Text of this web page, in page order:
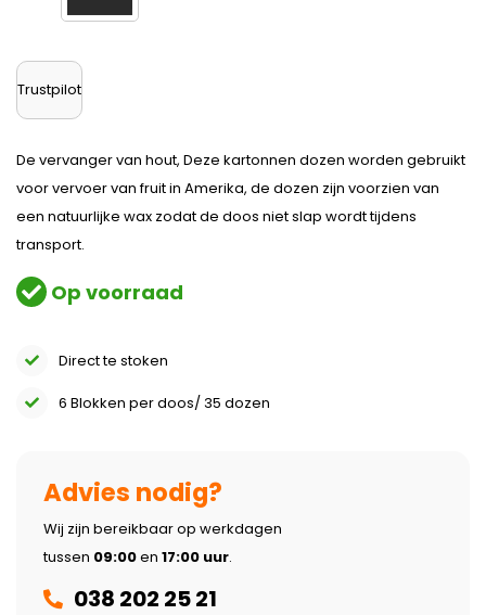
Trustpilot
De vervanger van hout, Deze kartonnen dozen worden gebruikt
voor vervoer van fruit in Amerika, de dozen zijn voorzien van
een natuurlijke wax zodat de doos niet slap wordt tijdens
transport.
Op voorraad
Direct te stoken
6 Blokken per doos/ 35 dozen
Advies nodig?
Wij zijn bereikbaar op werkdagen
tussen 09:00en 17:00 uur.
038 202 25 21